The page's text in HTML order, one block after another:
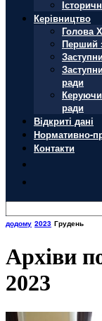
Керівництво
Голова
Перший
ради
ради
Відкриті дані
Нормативно-
Контакти
додому 2023 Грудень
Архіви
2023